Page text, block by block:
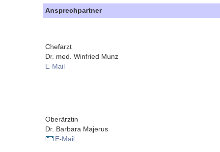
Ansprechpartner
Chefarzt
Dr. med. Winfried Munz
E-Mail
Oberärztin
Dr. Barbara Majerus
E-Mail